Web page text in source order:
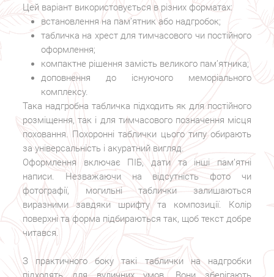
Цей варіант використовується в різних форматах:
встановлення на пам’ятник або надгробок;
табличка на хрест для тимчасового чи постійного
оформлення;
компактне рішення замість великого пам’ятника;
доповнення до існуючого меморіального
комплексу.
Така надгробна табличка підходить як для постійного
розміщення, так і для тимчасового позначення місця
поховання. Похоронні таблички цього типу обирають
за універсальність і акуратний вигляд.
Оформлення включає ПІБ, дати та інші пам’ятні
написи. Незважаючи на відсутність фото чи
фотографії, могильні таблички залишаються
виразними завдяки шрифту та композиції. Колір
поверхні та форма підбираються так, щоб текст добре
читався.
З практичного боку такі таблички на надгробки